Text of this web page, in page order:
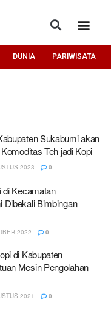
DUNIA PARIWISATA
Sukabumi akan
Teh jadi Kopi
2023 0
di Kecamatan
Dibekali Bimbingan
2022 0
di Kabupaten
Mesin Pengolahan
2021 0